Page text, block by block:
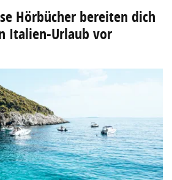
Hörbücher bereiten dich
Italien-Urlaub vor